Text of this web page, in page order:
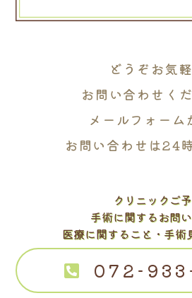
どうぞお気
お問い合わせくだ
メールフォーム
お問い合わせは24
クリニックご
手術に関するお問
医療に関すること・手術
072-